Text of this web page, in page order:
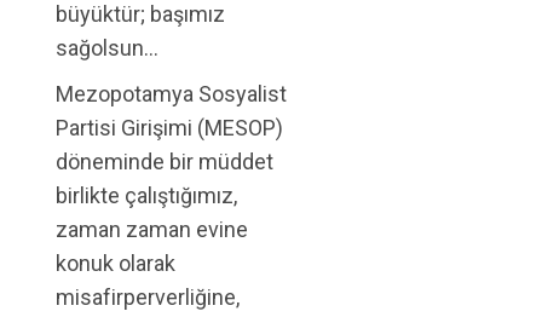
büyüktür; başımız
sağolsun…
Mezopotamya Sosyalist
Partisi Girişimi (MESOP)
döneminde bir müddet
birlikte çalıştığımız,
zaman zaman evine
konuk olarak
misafirperverliğine,